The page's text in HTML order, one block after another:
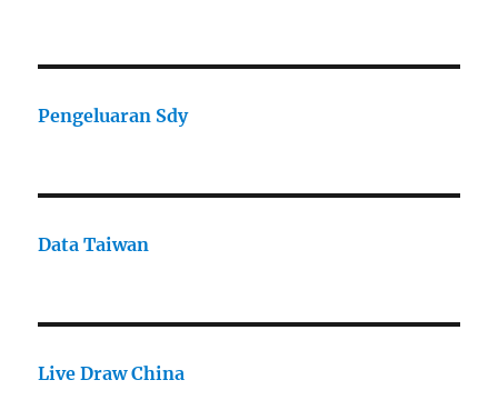
Pengeluaran Sdy
Data Taiwan
Live Draw China